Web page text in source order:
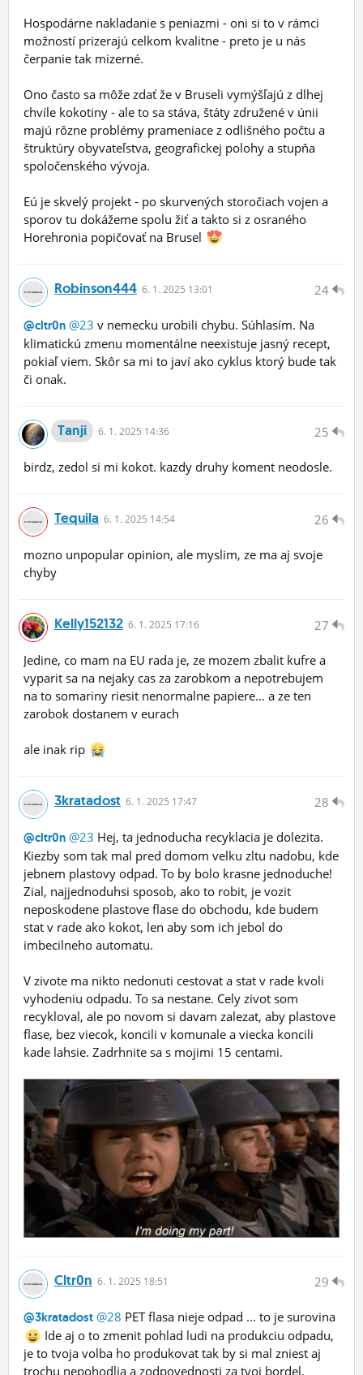
Hospodárne nakladanie s peniazmi - oni si to v rámci
možností prizerajú celkom kvalitne - preto je u nás
čerpanie tak mizerné.
Ono často sa môže zdať že v Bruseli vymýšľajú z dlhej
chvíle kokotiny - ale to sa stáva, štáty združené v únii
majú rôzne problémy prameniace z odlišného počtu a
štruktúry obyvateľstva, geografickej polohy a stupňa
spoločenského vývoja.
Eú je skvelý projekt - po skurvených storočiach vojen a
sporov tu dokážeme spolu žiť a takto si z osraného
Horehronia popičovať na Brusel
24
Robinson444 6. 1. 2025 13:01
@cltr0n @23 v nemecku urobili chybu. Súhlasím. Na
klimatickú zmenu momentálne neexistuje jasný recept,
pokiaľ viem. Skôr sa mi to javí ako cyklus ktorý bude tak
či onak.
25
Tanji 6. 1. 2025 14:36
birdz, zedol si mi kokot. kazdy druhy koment neodosle.
26
Tequila 6. 1. 2025 14:54
mozno unpopular opinion, ale myslim, ze ma aj svoje
chyby
27
Kelly152132 6. 1. 2025 17:16
Jedine, co mam na EU rada je, ze mozem zbalit kufre a
vyparit sa na nejaky cas za zarobkom a nepotrebujem
na to somariny riesit nenormalne papiere... a ze ten
zarobok dostanem v eurach
ale inak rip
28
3kratadost 6. 1. 2025 17:47
@cltr0n @23 Hej, ta jednoducha recyklacia je dolezita.
Kiezby som tak mal pred domom velku zltu nadobu, kde
jebnem plastovy odpad. To by bolo krasne jednoduche!
Zial, najjednoduhsi sposob, ako to robit, je vozit
neposkodene plastove flase do obchodu, kde budem
stat v rade ako kokot, len aby som ich jebol do
imbecilneho automatu.
V zivote ma nikto nedonuti cestovat a stat v rade kvoli
vyhodeniu odpadu. To sa nestane. Cely zivot som
recykloval, ale po novom si davam zalezat, aby plastove
flase, bez viecok, koncili v komunale a viecka koncili
kade lahsie. Zadrhnite sa s mojimi 15 centami.
29
Cltr0n 6. 1. 2025 18:51
@3kratadost @28 PET flasa nieje odpad ... to je surovina
Ide aj o to zmenit pohlad ludi na produkciu odpadu,
je to tvoja volba ho produkovat tak by si mal zniest aj
trochu nepohodlia a zodpovednosti za tvoj bordel.